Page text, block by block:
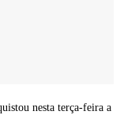
nesta terça-feira a